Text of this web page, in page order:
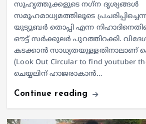
സുഹൃത്തുക്കളുടെ നഗ്‌ന ദൃശ്യങ്ങള്‍
സമൂഹമാധ്യമത്തിലൂടെ
യുട്യൂബര്‍ തൊപ്പി എന്ന
ഔട്ട് സര്‍ക്കുലര്‍ പുറത്തിറക്കി.
കടക്കാന്‍ സാധ്യതയുള്ളതിനാലാണ്
(Look Out Circular to find youtuber
ചെയ്യലിന് ഹാജരാകാന്‍…
Continue reading